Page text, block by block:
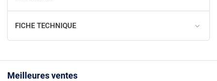
FICHE TECHNIQUE
Meilleures ventes